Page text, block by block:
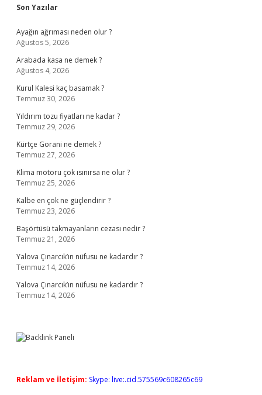
Sidebar
Son Yazılar
Ayağın ağrıması neden olur ?
Ağustos 5, 2026
Arabada kasa ne demek ?
Ağustos 4, 2026
Kurul Kalesi kaç basamak ?
Temmuz 30, 2026
Yıldırım tozu fiyatları ne kadar ?
Temmuz 29, 2026
Kürtçe Gorani ne demek ?
Temmuz 27, 2026
Klima motoru çok ısınırsa ne olur ?
Temmuz 25, 2026
Kalbe en çok ne güçlendirir ?
Temmuz 23, 2026
Başörtüsü takmayanların cezası nedir ?
Temmuz 21, 2026
Yalova Çınarcık’ın nüfusu ne kadardır ?
Temmuz 14, 2026
Yalova Çınarcık’ın nüfusu ne kadardır ?
Temmuz 14, 2026
Reklam ve İletişim: Skype: live:.cid.575569c608265c69